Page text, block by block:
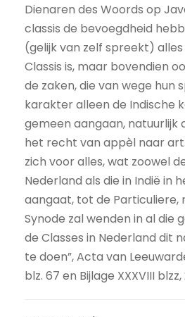
Dienaren des Woords op
classis de bevoegdheid
(gelijk van zelf spreekt)
Classis is, maar bovendien
de zaken, die van wege hun
karakter alleen de Indische
gemeen aangaan, natuurlijk
het recht van appèl naar art.
zich voor alles, wat zoowel
Nederland als die in Indië in
aangaat, tot de Particuliere,
Synode zal wenden in al die
de Classes in Nederland dit
te doen”, Acta van
blz. 67 en Bijlage XXXVIII